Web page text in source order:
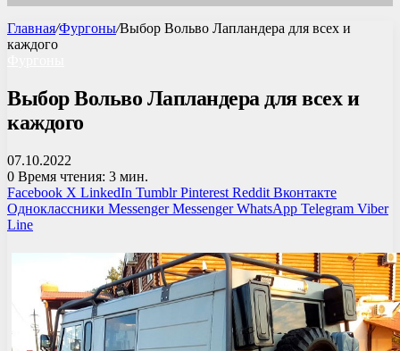
Главная/Фургоны/Выбор Вольво Лапландера для всех и
каждого
Выбор Вольво Лапландера для всех и
каждого
07.10.2022
0 Время чтения: 3 мин.
Facebook X LinkedIn Tumblr Pinterest Reddit Вконтакте
Одноклассники Messenger Messenger WhatsApp Telegram Viber
Line